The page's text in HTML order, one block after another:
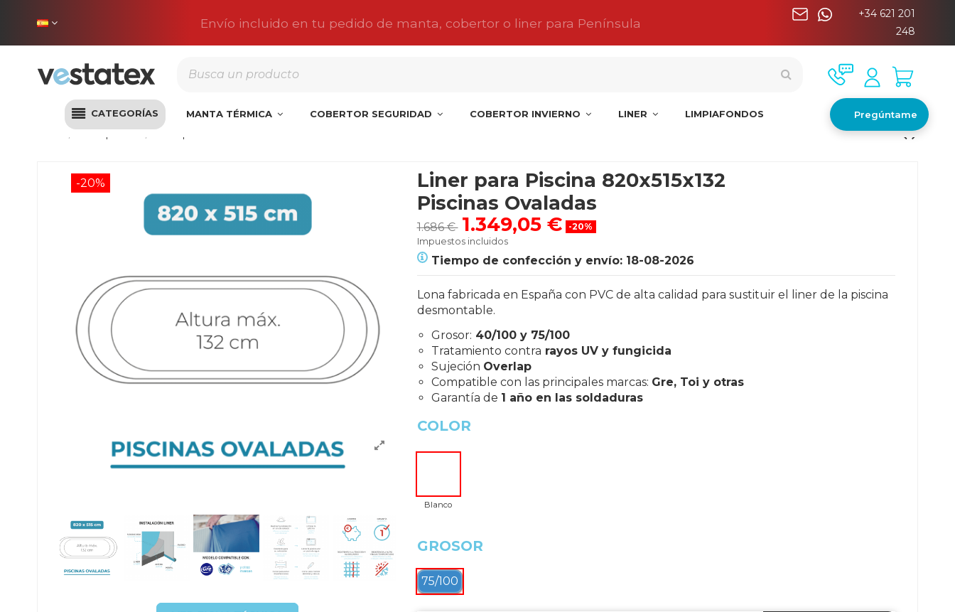
Envío incluido en tu pedido de manta, cobertor o liner para Península
+34 621 201
248
CATEGORÍAS MANTA TÉRMICA COBERTOR SEGURIDAD COBERTOR INVIERNO LINER LIMPIAFONDOS Pregúntame
Liner piscina Liner para Piscina 820x515x132 Piscinas Ovaladas
-20%
Liner para Piscina 820x515x132
Piscinas Ovaladas
1.686 € 1.349,05 €
-20%
Impuestos incluidos
Tiempo de confección y envío: 18-08-2026
Lona fabricada en España con PVC de alta calidad para sustituir el liner de la piscina
desmontable.
Grosor: 40/100 y 75/100
Tratamiento contra rayos UV y fungicida
Sujeción Overlap
Compatible con las principales marcas: Gre, Toi y otras
Garantía de 1 año en las soldaduras
COLOR
Blanco
GROSOR
75/100